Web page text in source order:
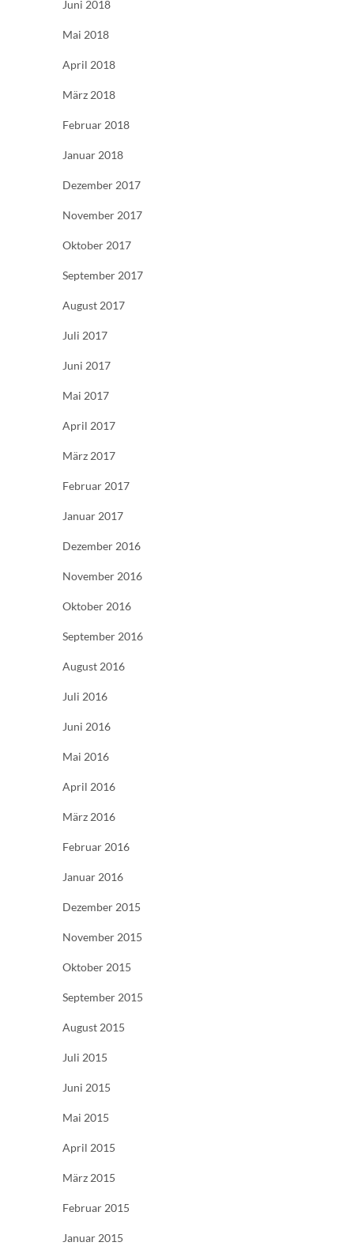
Juni 2018
Mai 2018
April 2018
März 2018
Februar 2018
Januar 2018
Dezember 2017
November 2017
Oktober 2017
September 2017
August 2017
Juli 2017
Juni 2017
Mai 2017
April 2017
März 2017
Februar 2017
Januar 2017
Dezember 2016
November 2016
Oktober 2016
September 2016
August 2016
Juli 2016
Juni 2016
Mai 2016
April 2016
März 2016
Februar 2016
Januar 2016
Dezember 2015
November 2015
Oktober 2015
September 2015
August 2015
Juli 2015
Juni 2015
Mai 2015
April 2015
März 2015
Februar 2015
Januar 2015